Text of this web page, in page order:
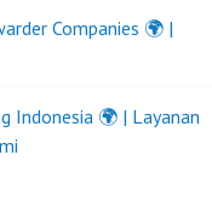
Companies 🌍 |
Indonesia 🌍 | Layanan